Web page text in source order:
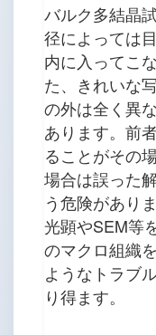
バルク多結晶
径によっては
内に入ってこ
た、きれいな
の外は全く異
あります。前
ることがその
場合は誤った
う危険がありま
光顕やSEM等
のマクロ組織
ようなトラブ
り得ます。